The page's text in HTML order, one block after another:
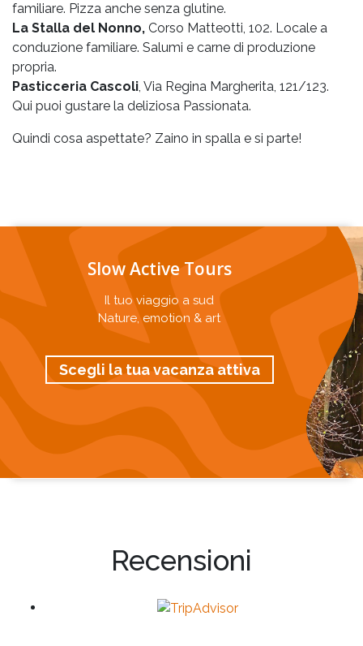
familiare. Pizza anche senza glutine.
La Stalla del Nonno, Corso Matteotti, 102. Locale a
conduzione familiare. Salumi e carne di produzione
propria.
Pasticceria Cascoli, Via Regina Margherita, 121/123.
Qui puoi gustare la deliziosa Passionata.
Quindi cosa aspettate? Zaino in spalla e si parte!
Slow Active Tours
Il tuo viaggio a sud
Nature, emotion & art
Scegli la tua vacanza attiva
Recensioni